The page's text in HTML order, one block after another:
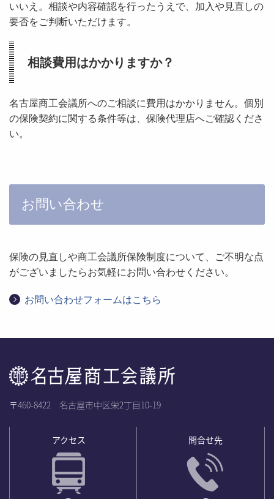
いいえ。相談や内容確認を行ったうえで、加入や見直しの
要否をご判断いただけます。
相談費用はかかりますか？
名古屋商工会議所へのご相談に費用はかかりません。個別
の保険契約に関する条件等は、保険代理店へご確認くださ
い。
お問い合わせ
保険の見直しや商工会議所保険制度について、ご不明な点
がございましたらお気軽にお問い合わせください。
お問い合わせフォームはこちら
〒460-8422 名古屋市中区栄2丁目10-19
アクセス 問合せ先